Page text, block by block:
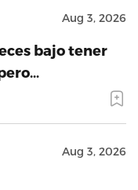
Aug 3, 2026
bajo tener
Aug 3, 2026